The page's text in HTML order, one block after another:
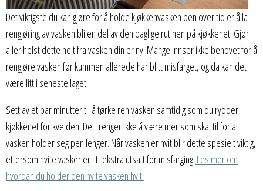
Det viktigste du kan gjøre for å holde kjøkkenvasken pen over tid er å la
rengjøring av vasken bli en del av den daglige rutinen på kjøkkenet. Gjør
aller helst dette helt fra vasken din er ny. Mange innser ikke behovet for å
rengjøre vasken før kummen allerede har blitt misfarget, og da kan det
være litt i seneste laget.
Sett av et par minutter til å tørke ren vasken samtidig som du rydder
kjøkkenet for kvelden. Det trenger ikke å være mer som skal til for at
vasken holder seg pen lenger. Når vasken er hvit blir dette spesielt viktig,
ettersom hvite vasker er litt ekstra utsatt for misfarging. Les mer om
hvordan du holder den hvite vasken hvit.